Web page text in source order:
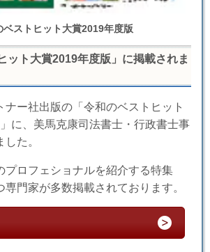
ベストヒット大賞2019年度版
ット大賞2019年度版」に掲載されま
ナー社出版の「令和のベストヒット
に、美馬克康司法書士・行政書士事
た。
プロフェショナルを紹介する特集
専門家が多数掲載されております。